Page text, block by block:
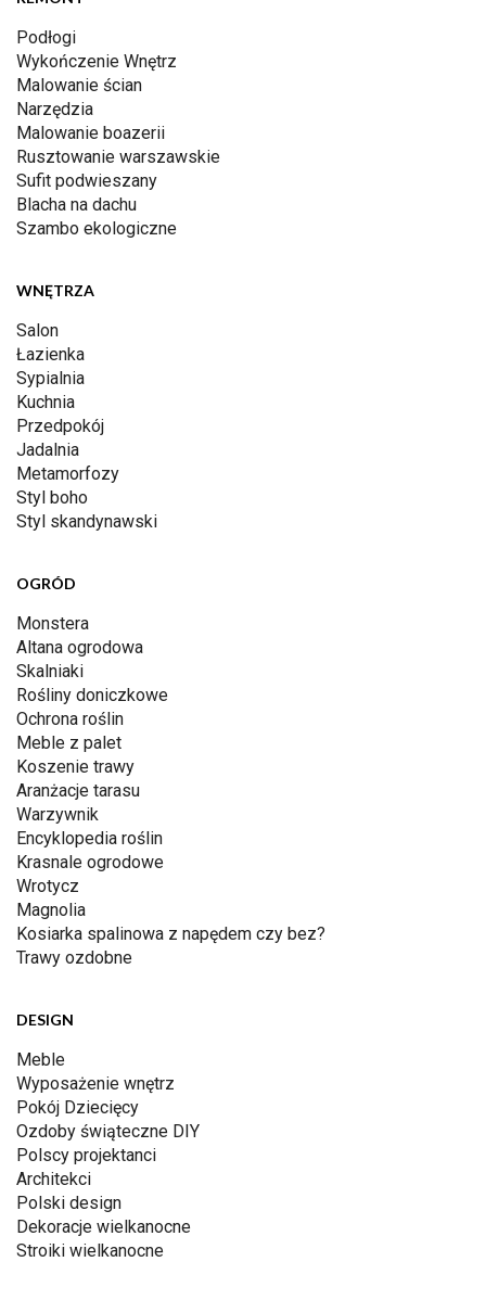
Podłogi
Wykończenie Wnętrz
Malowanie ścian
Narzędzia
Malowanie boazerii
Rusztowanie warszawskie
Sufit podwieszany
Blacha na dachu
Szambo ekologiczne
WNĘTRZA
Salon
Łazienka
Sypialnia
Kuchnia
Przedpokój
Jadalnia
Metamorfozy
Styl boho
Styl skandynawski
OGRÓD
Monstera
Altana ogrodowa
Skalniaki
Rośliny doniczkowe
Ochrona roślin
Meble z palet
Koszenie trawy
Aranżacje tarasu
Warzywnik
Encyklopedia roślin
Krasnale ogrodowe
Wrotycz
Magnolia
Kosiarka spalinowa z napędem czy bez?
Trawy ozdobne
DESIGN
Meble
Wyposażenie wnętrz
Pokój Dziecięcy
Ozdoby świąteczne DIY
Polscy projektanci
Architekci
Polski design
Dekoracje wielkanocne
Stroiki wielkanocne